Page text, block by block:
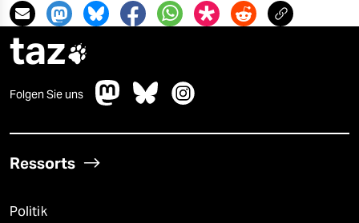
taz
Folgen Sie uns
Ressorts
Politik